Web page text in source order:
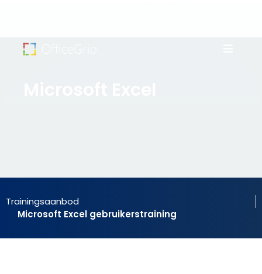
Trainingsaanbod
Microsoft Excel gebruikerstraining